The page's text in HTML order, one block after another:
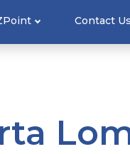
Contact Us